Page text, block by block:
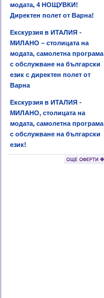
модата, 4 НОЩУВКИ!
Директен полет от Варна!
Екскурзия в ИТАЛИЯ -
МИЛАНО – столицата на
модата, самолетна програма
с обслужване на български
език с директен полет от
Варна
Екскурзия в ИТАЛИЯ -
МИЛАНО, столицата на
модата, самолетна програма
с обслужване на български
език!